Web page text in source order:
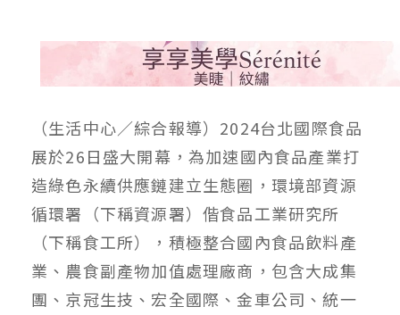
（生活中心／綜合報導）2024台北國際食品
展於26日盛大開幕，為加速國內食品產業打
造綠色永續供應鏈建立生態圈，環境部資源
循環署（下稱資源署）偕食品工業研究所
（下稱食工所），積極整合國內食品飲料產
業、農食副產物加值處理廠商，包含大成集
團、京冠生技、宏全國際、金車公司、統一